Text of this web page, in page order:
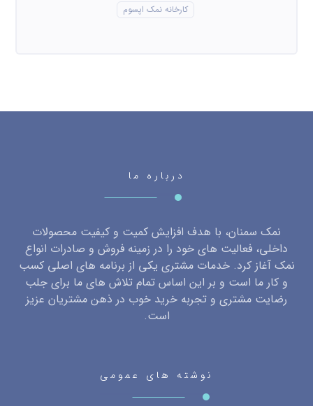
کارخانه نمک اپسوم
درباره ما
نمک سمنان، با هدف افزایش کمیت و کیفیت محصولات
داخلی، فعالیت های خود را در زمینه فروش و صادرات انواع
نمک آغاز کرد. خدمات مشتری یکی از برنامه های اصلی کسب
و کار ما است و بر این اساس تمام تلاش های ما برای جلب
رضایت مشتری و تجربه خرید خوب در ذهن مشتریان عزیز
است.
نوشته های عمومی